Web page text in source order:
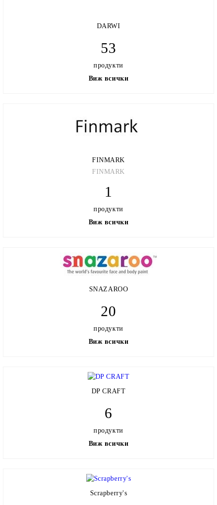
DARWI
53
продукти
Виж всички
FINMARK
FINMARK
1
продукти
Виж всички
SNAZAROO
20
продукти
Виж всички
DP CRAFT
6
продукти
Виж всички
Scrapberry's